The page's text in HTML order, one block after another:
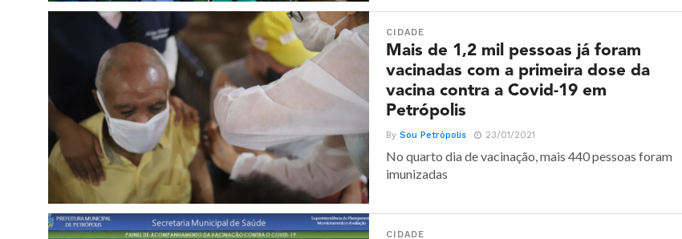
CIDADE
Mais de 1,2 mil pessoas já foram
vacinadas com a primeira dose da
vacina contra a Covid-19 em
Petrópolis
BySou Petrópolis 23/01/2021
No quarto dia de vacinação, mais 440 pessoas foram
imunizadas
CIDADE